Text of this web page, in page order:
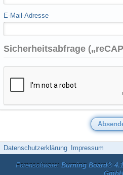
E-Mail-Adresse
Sicherheitsabfrage
Datenschutzerklärung Impressum
Forensoftware: Burning Board®
GmbH